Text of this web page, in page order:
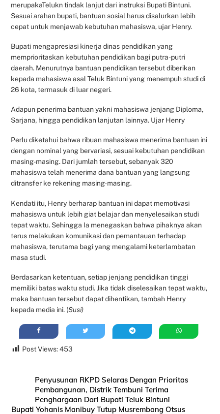
merupakaTelukn tindak lanjut dari instruksi Bupati Bintuni.
Sesuai arahan bupati, bantuan sosial harus disalurkan lebih
cepat untuk menjawab kebutuhan mahasiswa, ujar Henry.
Bupati mengapresiasi kinerja dinas pendidikan yang
memprioritaskan kebutuhan pendidikan bagi putra-putri
daerah. Menurutnya bantuan pendidikan tersebut diberikan
kepada mahasiswa asal Teluk Bintuni yang menempuh studi di
26 kota, termasuk di luar negeri.
Adapun penerima bantuan yakni mahasiswa jenjang Diploma,
Sarjana, hingga pendidikan lanjutan lainnya. Ujar Henry
Perlu diketahui bahwa ribuan mahasiswa menerima bantuan ini
dengan nominal yang bervariasi, sesuai kebutuhan pendidikan
masing-masing. Dari jumlah tersebut, sebanyak 320
mahasiswa telah menerima dana bantuan yang langsung
ditransfer ke rekening masing-masing.
Kendati itu, Henry berharap bantuan ini dapat memotivasi
mahasiswa untuk lebih giat belajar dan menyelesaikan studi
tepat waktu. Sehingga Ia menegaskan bahwa pihaknya akan
terus melakukan komunikasi dan pemantauan terhadap
mahasiswa, terutama bagi yang mengalami keterlambatan
masa studi.
Berdasarkan ketentuan, setiap jenjang pendidikan tinggi
memiliki batas waktu studi. Jika tidak diselesaikan tepat waktu,
maka bantuan tersebut dapat dihentikan, tambah Henry
kepada media ini. (Susi)
Post Views: 453
Penyusunan RKPD Selaras Dengan Prioritas
Pembangunan, Distrik Tembuni Terima
Penghargaan Dari Bupati Teluk Bintuni
Bupati Yohanis Manibuy Tutup Musrembang Otsus